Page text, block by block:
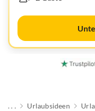
. . . Urlaubsideen